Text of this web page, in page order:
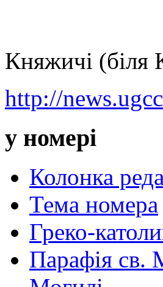
Княжичі (біля
http://
у номері
Колонка
Тема номера
Греко-
Парафія св.